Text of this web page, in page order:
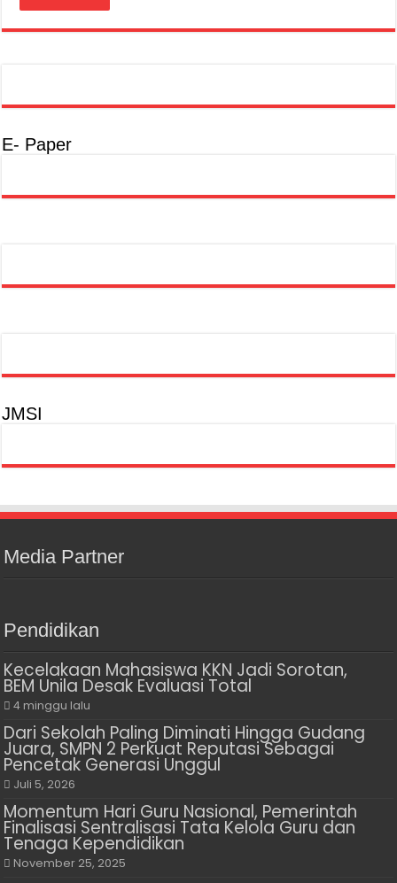
E- Paper
JMSI
Media Partner
Pendidikan
Kecelakaan Mahasiswa KKN Jadi Sorotan,
BEM Unila Desak Evaluasi Total
4 minggu lalu
Dari Sekolah Paling Diminati Hingga Gudang
Juara, SMPN 2 Perkuat Reputasi Sebagai
Pencetak Generasi Unggul
Juli 5, 2026
Momentum Hari Guru Nasional, Pemerintah
Finalisasi Sentralisasi Tata Kelola Guru dan
Tenaga Kependidikan
November 25, 2025